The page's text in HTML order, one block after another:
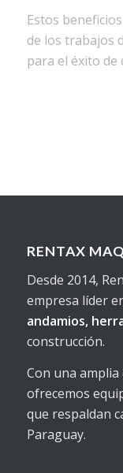
Estos
de los trabajos
para el éxito de
RENTAX
Desde 2014,
empresa líder
andamios,
construcción.
Con una
ofrecemos
que respaldan
Paraguay.